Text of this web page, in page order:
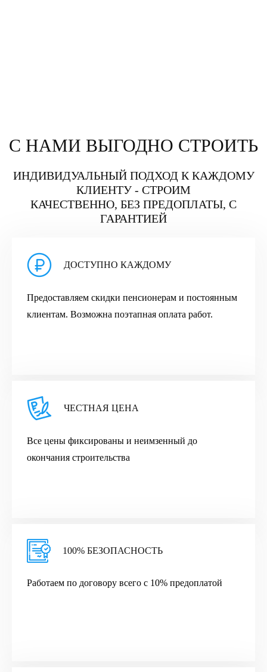
С НАМИ ВЫГОДНО СТРОИТЬ
ИНДИВИДУАЛЬНЫЙ ПОДХОД К КАЖДОМУ
КЛИЕНТУ - СТРОИМ
КАЧЕСТВЕННО, БЕЗ ПРЕДОПЛАТЫ, С
ГАРАНТИЕЙ
ДОСТУПНО КАЖДОМУ
Предоставляем скидки пенсионерам и постоянным
клиентам. Возможна поэтапная оплата работ.
ЧЕСТНАЯ ЦЕНА
Все цены фиксированы и неимзенный до
окончания строительства
100% БЕЗОПАСНОСТЬ
Работаем по договору всего с 10% предоплатой